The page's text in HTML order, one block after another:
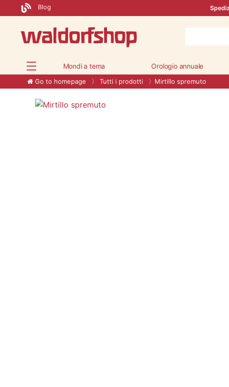
Blog
Mondi a tema Orologio annuale
Go to homepage Tutti i prodotti Mirtillo spremuto